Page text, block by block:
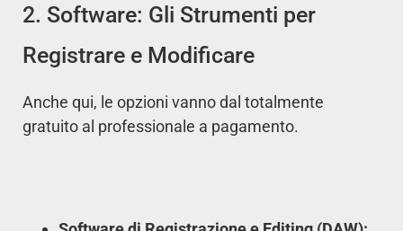
2. Software: Gli Strumenti per
Registrare e Modificare
Anche qui, le opzioni vanno dal totalmente
gratuito al professionale a pagamento.